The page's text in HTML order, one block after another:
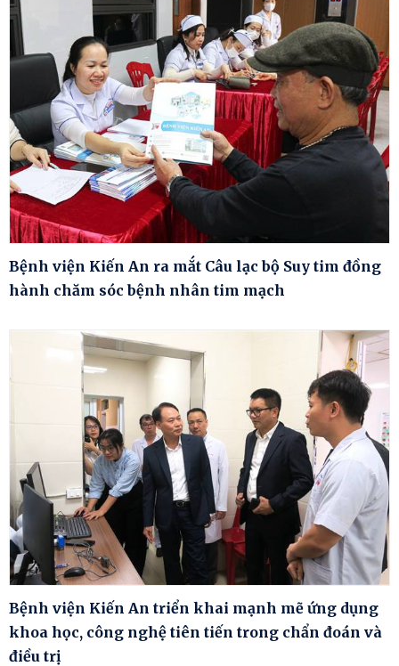
Bệnh viện Kiến An ra mắt Câu lạc bộ Suy tim đồng
hành chăm sóc bệnh nhân tim mạch
Bệnh viện Kiến An triển khai mạnh mẽ ứng dụng
khoa học, công nghệ tiên tiến trong chẩn đoán và
điều trị